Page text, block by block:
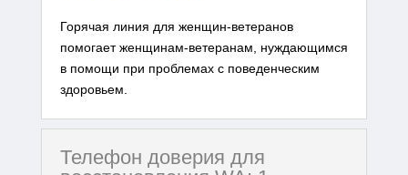
Горячая линия для женщин-ветеранов
помогает женщинам-ветеранам, нуждающимся
в помощи при проблемах с поведенческим
здоровьем.
Телефон доверия для